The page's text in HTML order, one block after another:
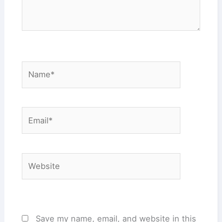
Save my name, email, and website in this